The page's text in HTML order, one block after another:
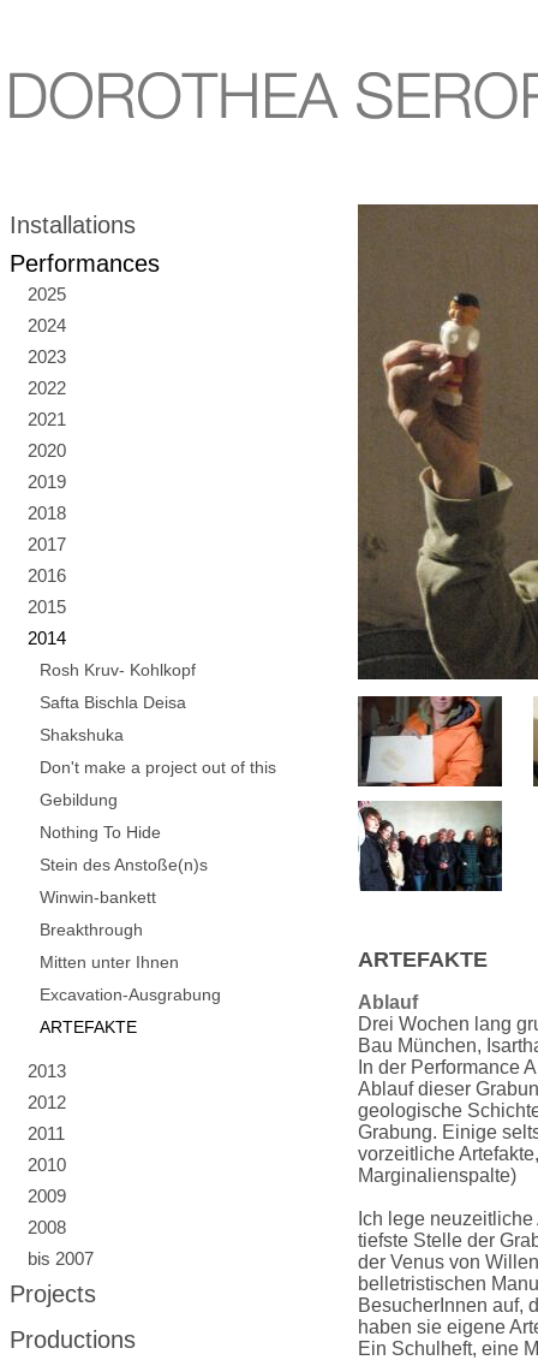
Installations
Performances
2025
2024
2023
2022
2021
2020
2019
2018
2017
2016
2015
2014
Rosh Kruv- Kohlkopf
Safta Bischla Deisa
Shakshuka
Don't make a project out of this
Gebildung
Nothing To Hide
Stein des Anstoße(n)s
Winwin-bankett
Breakthrough
Mitten unter Ihnen
Excavation-Ausgrabung
ARTEFAKTE
2013
2012
2011
2010
2009
2008
bis 2007
Projects
Productions
ARTEFAKTE
Ablauf
Drei Wochen lang
Bau München,
In der Performance
Ablauf dieser
geologische
Grabung. Einige
vorzeitliche
Marginalienspalte)
Ich lege
tiefste Stelle der
der Venus von
belletristischen
BesucherInnen auf,
haben sie eigene
Ein Schulheft, eine